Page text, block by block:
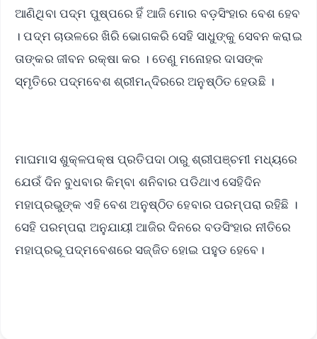
ଆଣିଥିବା ପଦ୍ମ ପୁଷ୍ପରେ ହିଁ ଆଜି ମୋର ବଡ଼ସିଂହାର ବେଶ ହେବ
। ପଦ୍ମ ଚାଉଳରେ ଖିରି ଭୋଗକରି ସେହି ସାଧୁଙ୍କୁ ସେବନ କରାଇ
ତାଙ୍କର ଜୀବନ ରକ୍ଷା କର । ତେଣୁ ମନୋହର ଦାସଙ୍କ
ସ୍ମୃତିରେ ପଦ୍ମବେଶ ଶ୍ରୀମନ୍ଦିରରେ ଅନୁଷ୍ଠିତ ହେଉଛି ।
ମାଘମାସ ଶୁକ୍ଳପକ୍ଷ ପ୍ରତିପଦା ଠାରୁ ଶ୍ରୀପଞ୍ଚମୀ ମଧ୍ୟରେ
ଯେଉଁ ଦିନ ବୁଧବାର କିମ୍ବା ଶନିବାର ପଡିଥାଏ ସେହିଦିନ
ମହାପ୍ରଭୁଙ୍କ ଏହି ବେଶ ଅନୁଷ୍ଠିତ ହେବାର ପରମ୍ପରା ରହିଛି ।
ସେହି ପରମ୍ପରା ଅନୁଯାୟୀ ଆଜିର ଦିନରେ ବଡସିଂହାର ନୀତିରେ
ମହାପ୍ରଭୂ ପଦ୍ମବେଶରେ ସଜ୍ଜିତ ହୋଇ ପହୁଡ ହେବେ।